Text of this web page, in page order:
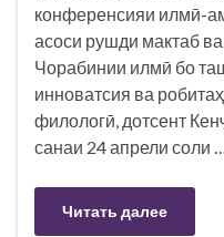
конференсияи илмӣ-
асоси рушди мактаб
Чорабинии илмӣ бо
инноватсия ва
филологӣ, дотсент
санаи 24 апрели соли
Читать далее